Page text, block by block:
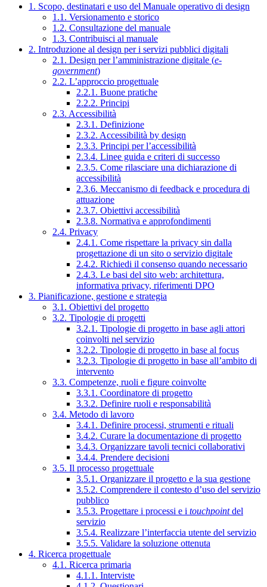
1. Scopo, destinatari e uso del Manuale operativo di design
1.1. Versionamento e storico
1.2. Consultazione del manuale
1.3. Contribuisci al manuale
2. Introduzione al design per i servizi pubblici digitali
2.1. Design per l’amministrazione digitale (e-
government)
2.2. L’approccio progettuale
2.2.1. Buone pratiche
2.2.2. Principi
2.3. Accessibilità
2.3.1. Definizione
2.3.2. Accessibilità by design
2.3.3. Principi per l’accessibilità
2.3.4. Linee guida e criteri di successo
2.3.5. Come rilasciare una dichiarazione di
accessibilità
2.3.6. Meccanismo di feedback e procedura di
attuazione
2.3.7. Obiettivi accessibilità
2.3.8. Normativa e approfondimenti
2.4. Privacy
2.4.1. Come rispettare la privacy sin dalla
progettazione di un sito o servizio digitale
2.4.2. Richiedi il consenso quando necessario
2.4.3. Le basi del sito web: architettura,
informativa privacy, riferimenti DPO
3. Pianificazione, gestione e strategia
3.1. Obiettivi del progetto
3.2. Tipologie di progetti
3.2.1. Tipologie di progetto in base agli attori
coinvolti nel servizio
3.2.2. Tipologie di progetto in base al focus
3.2.3. Tipologie di progetto in base all’ambito di
intervento
3.3. Competenze, ruoli e figure coinvolte
3.3.1. Coordinatore di progetto
3.3.2. Definire ruoli e responsabilità
3.4. Metodo di lavoro
3.4.1. Definire processi, strumenti e rituali
3.4.2. Curare la documentazione di progetto
3.4.3. Organizzare tavoli tecnici collaborativi
3.4.4. Prendere decisioni
3.5. Il processo progettuale
3.5.1. Organizzare il progetto e la sua gestione
3.5.2. Comprendere il contesto d’uso del servizio
pubblico
3.5.3. Progettare i processi e i touchpointdel
servizio
3.5.4. Realizzare l’interfaccia utente del servizio
3.5.5. Validare la soluzione ottenuta
4. Ricerca progettuale
4.1. Ricerca primaria
4.1.1. Interviste